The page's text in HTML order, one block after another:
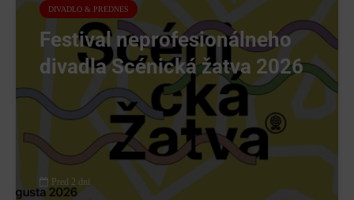
DIVADLO & PREDNES
Festival neprofesionálneho
divadla Scénická žatva 2026
Pred 2 dni